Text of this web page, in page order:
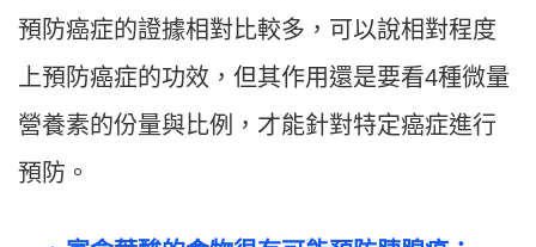
預防癌症的證據相對比較多，可以說相對程度
上預防癌症的功效，但其作用還是要看4種微量
營養素的份量與比例，才能針對特定癌症進行
預防。